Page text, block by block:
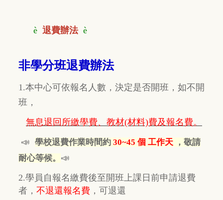
è 退費辦法 è
非學分班退費辦法
1.本中心可依報名人數，決定是否開班，如不開
班，
無息退回所繳學費、教材(材料)費及報名費。
📣 學校退費作業時間約 30~45 個 工作天 ，敬請
耐心等候。 📣
2.學員自報名繳費後至開班上課日前申請退費
者， 不退還報名費 ， 可退還